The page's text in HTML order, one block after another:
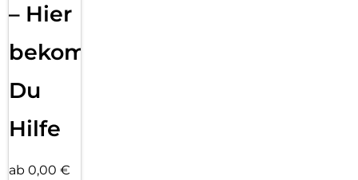
– Hier
bekommst
Du
Hilfe
ab 0,00 €